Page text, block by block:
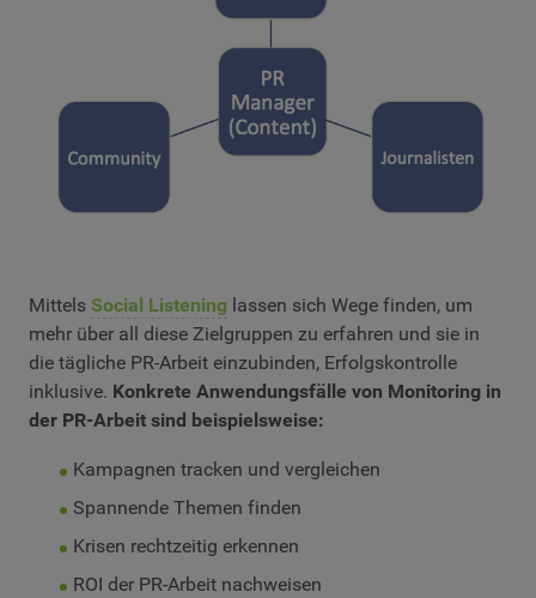
Mittels Social Listening lassen sich Wege finden, um
mehr über all diese Zielgruppen zu erfahren und sie in
die tägliche PR-Arbeit einzubinden, Erfolgskontrolle
inklusive. Konkrete Anwendungsfälle von Monitoring in
der PR-Arbeit sind beispielsweise:
Kampagnen tracken und vergleichen
Spannende Themen finden
Krisen rechtzeitig erkennen
ROI der PR-Arbeit nachweisen